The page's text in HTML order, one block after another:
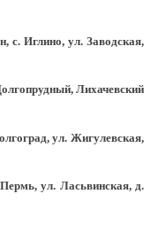
Иглино, ул. Заводская,
Лихачевский
ул. Жигулевская,
ул. Ласьвинская, д.